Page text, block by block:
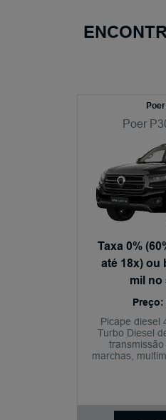
Poer
Taxa 0%
até 18x) ou
mil no
Preço:
Picape diesel
Turbo Diesel
marchas,